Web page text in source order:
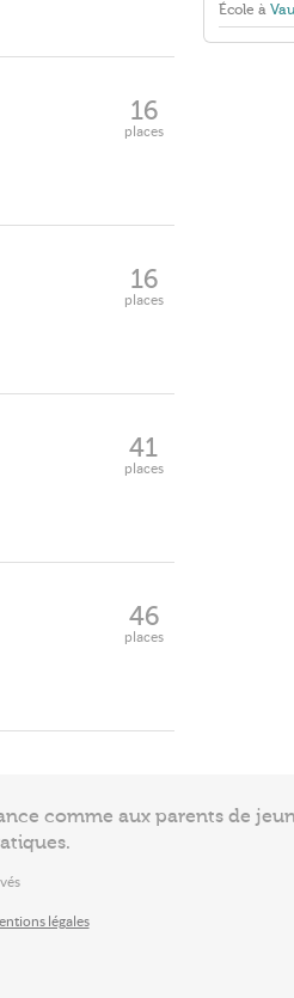
16
places
16
places
41
places
46
places
École à
comme aux parents de
légales